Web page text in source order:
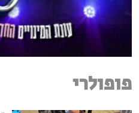
פופולרי